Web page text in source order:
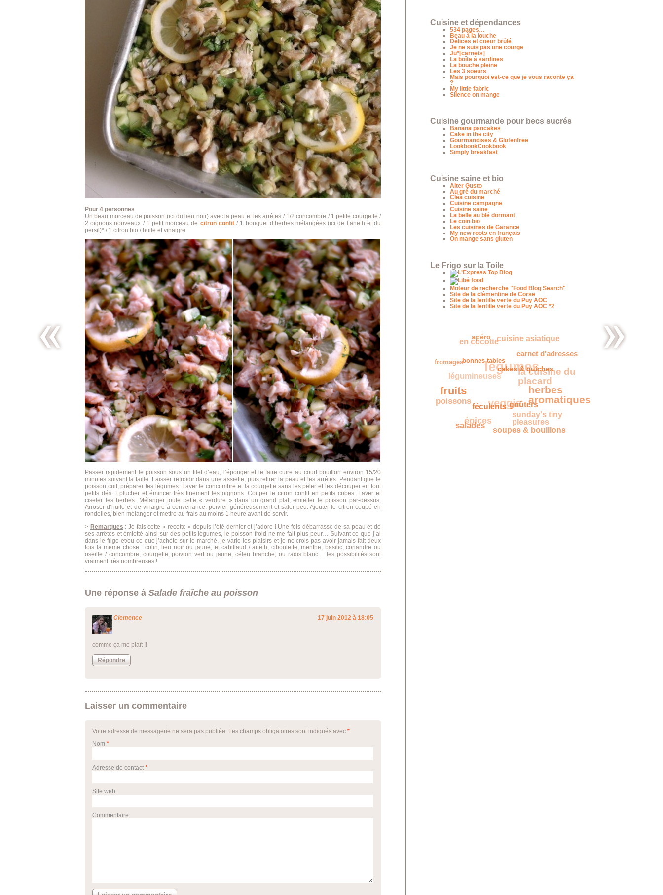
Pour 4 personnes
Un beau morceau de poisson (ici du lieu noir) avec la peau et les arrêtes / 1/2 concombre / 1 petite courgette /
2 oignons nouveaux / 1 petit morceau de citron confit/ 1 bouquet d’herbes mélangées (ici de l’aneth et du
persil)* / 1 citron bio / huile et vinaigre
Passer rapidement le poisson sous un filet d’eau, l’éponger et le faire cuire au court bouillon environ 15/20
minutes suivant la taille. Laisser refroidir dans une assiette, puis retirer la peau et les arrêtes. Pendant que le
poisson cuit, préparer les légumes. Laver le concombre et la courgette sans les peler et les découper en tout
petits dés. Eplucher et émincer très finement les oignons. Couper le citron confit en petits cubes. Laver et
ciseler les herbes. Mélanger toute cette « verdure » dans un grand plat, émietter le poisson par-dessus.
Arroser d’huile et de vinaigre à convenance, poivrer généreusement et saler peu. Ajouter le citron coupé en
rondelles, bien mélanger et mettre au frais au moins 1 heure avant de servir.
> Remarques : Je fais cette « recette » depuis l’été dernier et j’adore ! Une fois débarrassé de sa peau et de
ses arrêtes et émietté ainsi sur des petits légumes, le poisson froid ne me fait plus peur… Suivant ce que j’ai
dans le frigo et/ou ce que j’achète sur le marché, je varie les plaisirs et je ne crois pas avoir jamais fait deux
fois la même chose : colin, lieu noir ou jaune, et cabillaud / aneth, ciboulette, menthe, basilic, coriandre ou
oseille / concombre, courgette, poivron vert ou jaune, céleri branche, ou radis blanc… les possibilités sont
vraiment très nombreuses !
Une réponse à Salade fraîche au poisson
Clemence 17 juin 2012 à 18:05
comme ça me plaît !!
Répondre
Laisser un commentaire
Votre adresse de messagerie ne sera pas publiée. Les champs obligatoires sont indiqués avec *
Nom *
Adresse de contact *
Site web
Commentaire
Cuisine et dépendances
534 pages…
Beau à la louche
Délices et coeur brûlé
Je ne suis pas une courge
Ju*[carnets]
La boîte à sardines
La bouche pleine
Les 3 soeurs
Mais pourquoi est-ce que je vous raconte ça
?
My little fabric
Silence on mange
Cuisine gourmande pour becs sucrés
Banana pancakes
Cake in the city
Gourmandises & Glutenfree
LookbookCookbook
Simply breakfast
Cuisine saine et bio
Alter Gusto
Au gré du marché
Cléa cuisine
Cuisine campagne
Cuisine saine
La belle au blé dormant
Le coin bio
Les cuisines de Garance
My new roots en français
On mange sans gluten
Le Frigo sur la Toile
Moteur de recherche "Food Blog Search"
Site de la clémentine de Corse
Site de la lentille verte du Puy AOC
Site de la lentille verte du Puy AOC *2
apéro
bonnes tables
cakes & quiches
cuisine asiatique
en cocotte
fromages
fruits
féculents goûters
herbes
aromatiques
la cuisine
du placard
légumes
légumineuses
poissons
salades
soupes & bouillons
sunday's tiny
pleasures
veggie
épices